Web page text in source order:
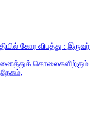
கோர விபத்து : இருவர்
கொலைகளிற்கும்